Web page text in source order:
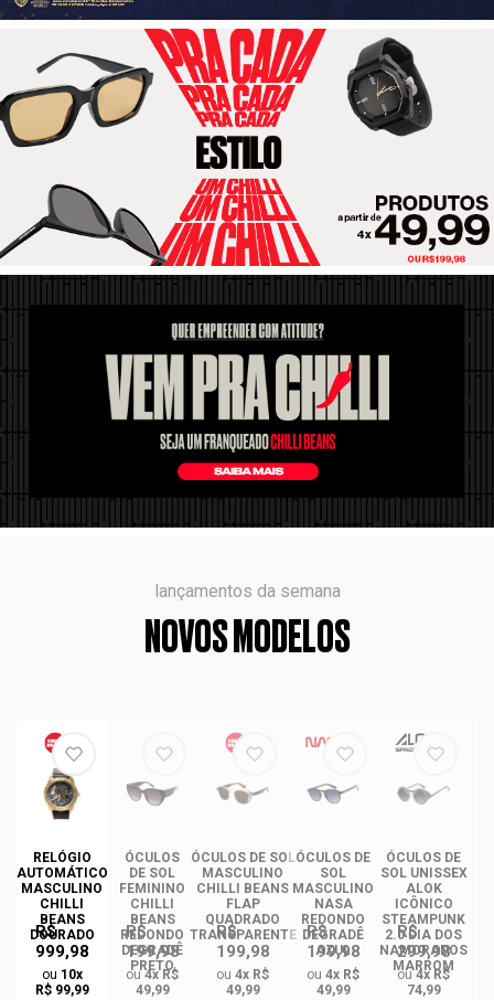
lançamentos da semana
NOVOS MODELOS
RELÓGIO
AUTOMÁTICO
MASCULINO
CHILLI
BEANS
DOURADO
R$
999,98
ou 10x
R$ 99,99
ÓCULOS
DE SOL
FEMININO
CHILLI
BEANS
REDONDO
DEGRADÊ
PRETO
R$
199,98
ou4x R$
49,99
ÓCULOS DE SOL
MASCULINO
CHILLI BEANS
FLAP
QUADRADO
TRANSPARENTE
R$
199,98
ou 4x R$
49,99
ÓCULOS DE
SOL
MASCULINO
NASA
REDONDO
DEGRADÊ
AZUL
R$
199,98
ou 4x R$
49,99
ÓCULOS DE
SOL UNISSEX
ALOK
ICÔNICO
STEAMPUNK
2.0 DIA DOS
NAMORADOS
MARROM
R$
299,98
ou4x R$
74,99